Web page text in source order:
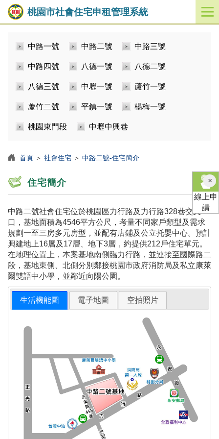
桃園市社會住宅申租管理系統
開
啟
中路一號 中路二號 中路三號
中路四號 八德一號 八德二號
八德三號 中壢一號 蘆竹一號
蘆竹二號 平鎮一號 楊梅一號
桃園東門段 中壢中興巷
首頁 ＞ 社會住宅 ＞ 中路二號-住宅簡介
住宅簡介
中路二號社會住宅位於桃園區力行路及力行路328巷交叉
口，基地面積為4546平方公尺，考量不同家戶類型及需求
規劃一至三房多元房型，並配有店鋪及公立托嬰中心。預計
興建地上16層及17層、地下3層，約提供212戶住宅單元。
在地理位置上，本案基地南側臨力行路，並連接至國際路二
段，基地東側、北側分別鄰接桃園市政府消防局及私立康萊
爾雙語中小學，並鄰近向陽公園。
生活機能圖 電子地圖 空拍照片
×關
閉
線上申
請